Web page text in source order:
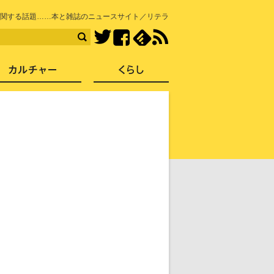
する話題……本と雑誌のニュースサイト／リテラ
TwitterFacebook
社会